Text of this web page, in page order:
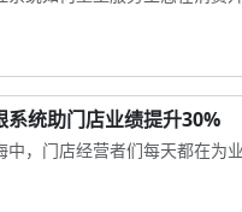
统助门店业绩提升30%
，门店经营者们每天都在为